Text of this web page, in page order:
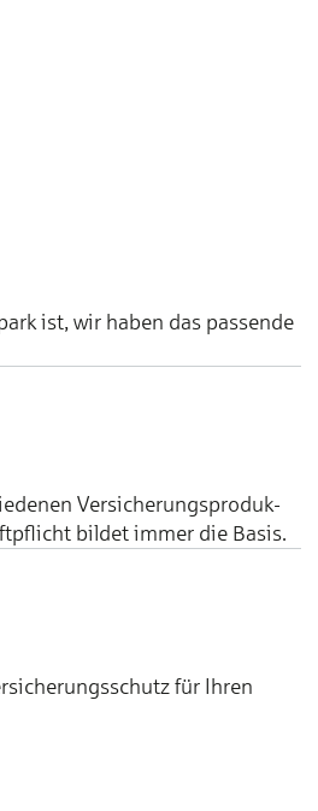
ist, wir ha­ben das pas­sen­de
Ver­siche­rungs­pro­duk­
bil­det im­mer die Ba­sis.
für Ih­ren